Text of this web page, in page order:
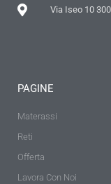
Via Iseo 10
PAGINE
Materassi
Reti
Offerta
Lavora Con Noi